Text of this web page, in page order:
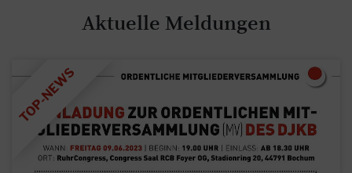
Aktuelle Meldungen